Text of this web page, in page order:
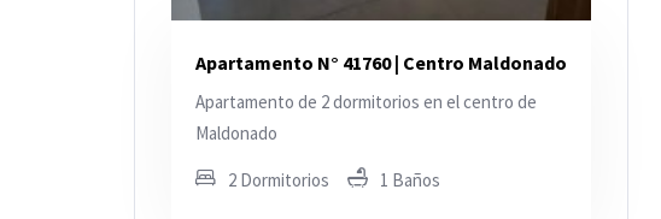
Apartamento N° 41760 | Centro Maldonado
Apartamento de 2 dormitorios en el centro de
Maldonado
2 Dormitorios 1 Baños